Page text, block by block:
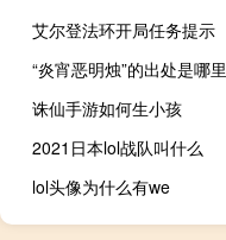
艾尔登法环开局任务提示
“炎宵恶明烛”的出处是哪里
诛仙手游如何生小孩
2021日本lol战队叫什么
lol头像为什么有we